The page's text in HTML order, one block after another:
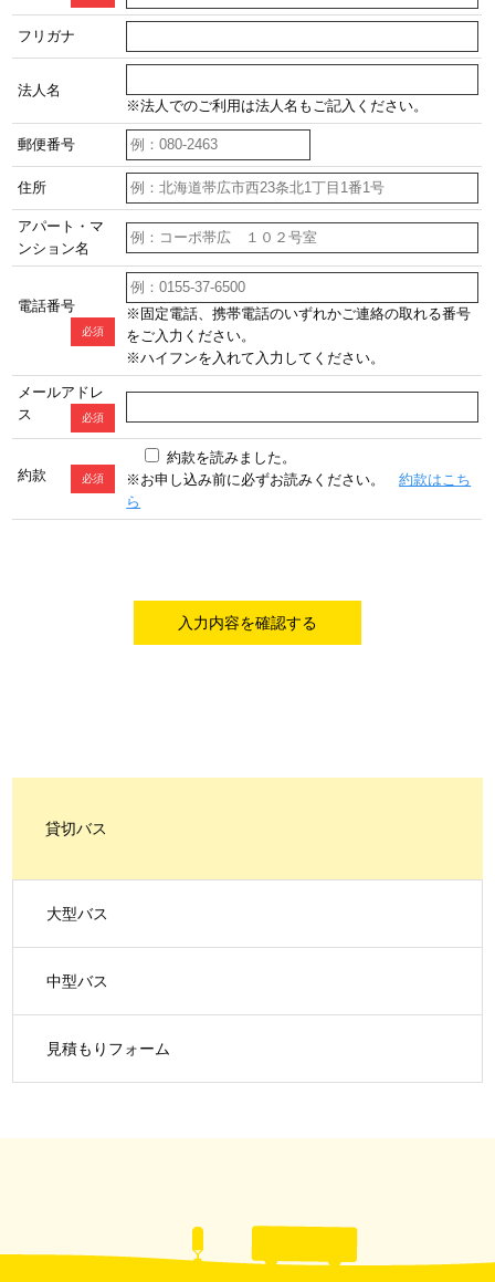
フリガナ
法人名
※法人でのご利用は法人名もご記入ください。
郵便番号
住所
アパート・マ
ンション名
電話番号
必須
※固定電話、携帯電話のいずれかご連絡の取れる番号
をご入力ください。
※ハイフンを入れて入力してください。
メールアドレ
ス
必須
約款 必須
約款を読みました。
※お申し込み前に必ずお読みください。約款はこち
ら
貸切バス
大型バス
中型バス
見積もりフォーム